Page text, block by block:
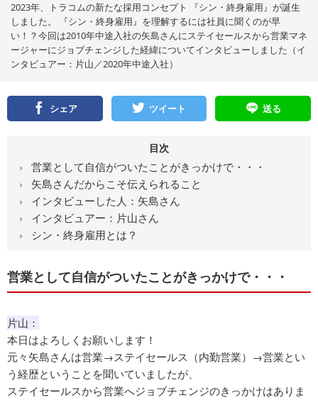
2023年、トラコムの新たな採用コンセプト 『シン・終身雇用』が誕生
しました。 『シン・終身雇用』を理解するには社員に聞くのが早
い！？今回は2010年中途入社の矢島さんにステイセールスから営業マネ
ージャーにジョブチェンジした経緯についてインタビューしました（イ
ンタビュアー：片山／2020年中途入社）
シェア ツイート 送る
目次
営業として自信がついたことがきっかけで・・・
矢島さんだからこそ伝えられること
インタビューした人：矢島さん
インタビュアー：片山さん
シン・終身雇用とは？
営業として自信がついたことがきっかけで・・・
片山：
本日はよろしくお願いします！
元々矢島さんは営業→ステイセールス（内勤営業）→営業とい
う経歴ということを聞いていましたが、
ステイセールスから営業へジョブチェンジのきっかけはありま